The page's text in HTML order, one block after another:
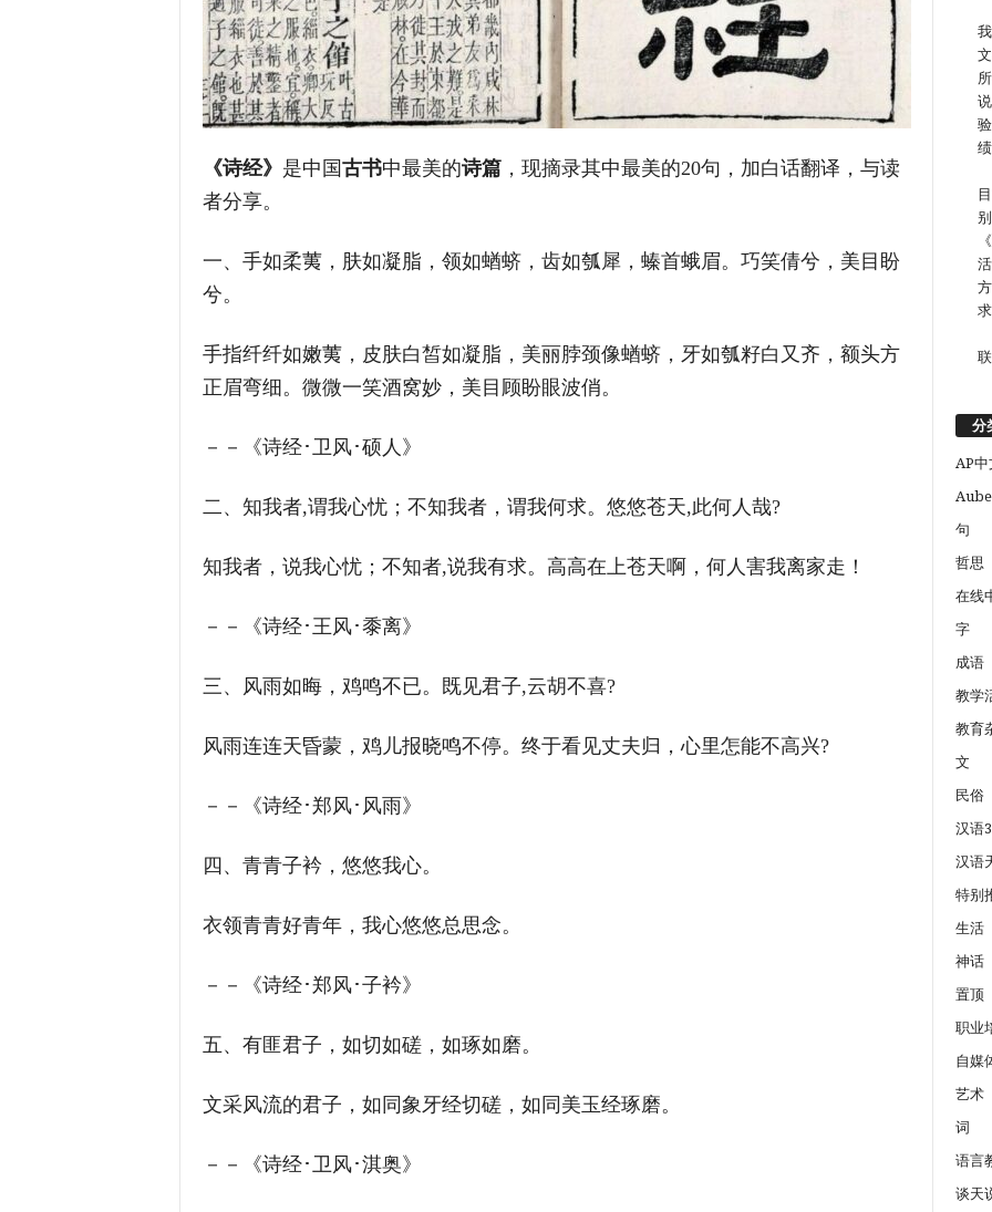
《诗经》 是中国古书中最美的诗篇，现摘录其中最美的20句，加白话翻译，与读
者分享。
一、手如柔荑，肤如凝脂，领如蝤蛴，齿如瓠犀，螓首蛾眉。巧笑倩兮，美目盼
兮。
手指纤纤如嫩荑，皮肤白皙如凝脂，美丽脖颈像蝤蛴，牙如瓠籽白又齐，额头方
正眉弯细。微微一笑酒窝妙，美目顾盼眼波俏。
－－《诗经･卫风･硕人》
二、知我者,谓我心忧；不知我者，谓我何求。悠悠苍天,此何人哉?
知我者，说我心忧；不知者,说我有求。高高在上苍天啊，何人害我离家走！
－－《诗经･王风･黍离》
三、风雨如晦，鸡鸣不已。既见君子,云胡不喜?
风雨连连天昏蒙，鸡儿报晓鸣不停。终于看见丈夫归，心里怎能不高兴?
－－《诗经･郑风･风雨》
四、青青子衿，悠悠我心。
衣领青青好青年，我心悠悠总思念。
－－《诗经･郑风･子衿》
五、有匪君子，如切如磋，如琢如磨。
文采风流的君子，如同象牙经切磋，如同美玉经琢磨。
－－《诗经･卫风･淇奥》
求
分
AP中
句
哲思
在线
字
成语
教学
教育
文
民俗
汉语
汉语
特别
生活
神话
置顶
职业
自媒
艺术
词
语言
谈天